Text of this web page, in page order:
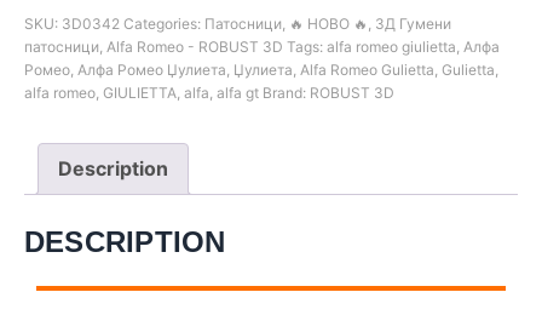
SKU: 3D0342 Categories: Патосници, 🔥 НОВО 🔥 , 3Д Гумени
патосници, Alfa Romeo - ROBUST 3D Tags: alfa romeo giulietta, Алфа
Ромео, Алфа Ромео Џулиета, Џулиета, Alfa Romeo Gulietta, Gulietta,
alfa romeo, GIULIETTA, alfa, alfa gt Brand: ROBUST 3D
Description
DESCRIPTION